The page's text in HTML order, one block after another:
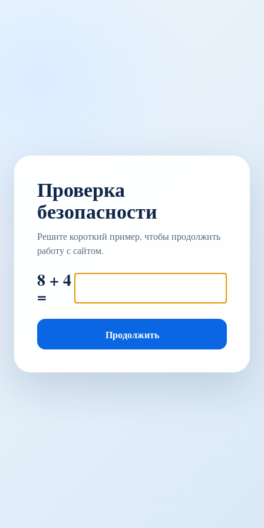
Проверка
безопасности
Решите короткий пример, чтобы продолжить
работу с сайтом.
8 + 4
=
Продолжить